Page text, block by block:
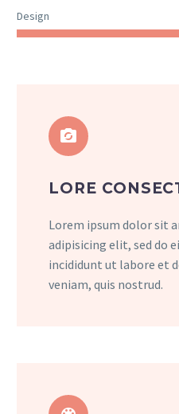
Design


LORE
Lorem ipsum dolor sit
adipisicing elit, sed do
incididunt ut labore et
veniam, quis nostrud.